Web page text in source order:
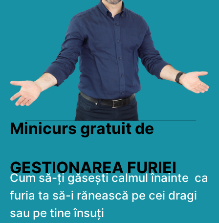
Minicurs gratuit de
GESTIONAREA FURIEI
Cum să-ți găsești calmul înainte ca
furia ta să-i rănească pe cei dragi
sau pe tine însuți